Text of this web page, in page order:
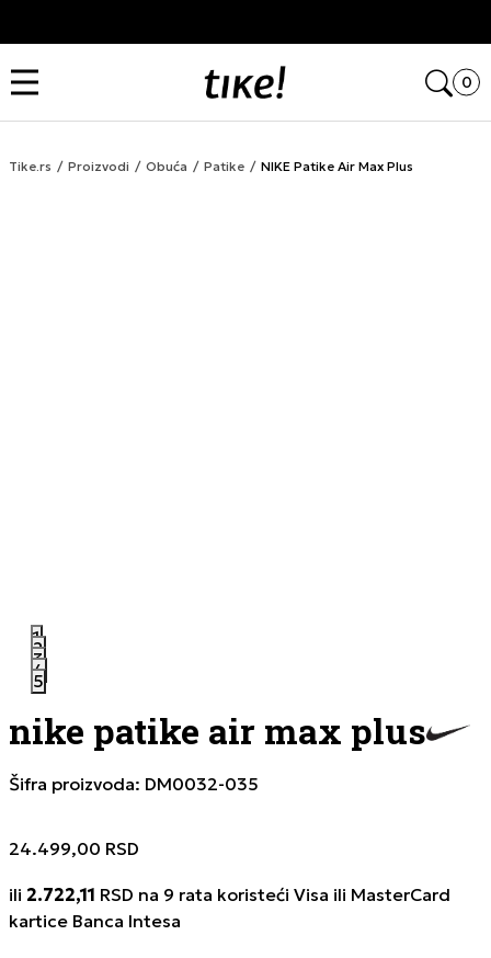
0
Tike.rs Proizvodi Obuća Patike NIKE Patike Air Max Plus
1
2
3
4
5
nike patike air max plus
Šifra proizvoda: DM0032-035
24.499,00 RSD
ili 2.722,11 RSD na 9 rata koristeći Visa ili MasterCard
kartice Banca Intesa